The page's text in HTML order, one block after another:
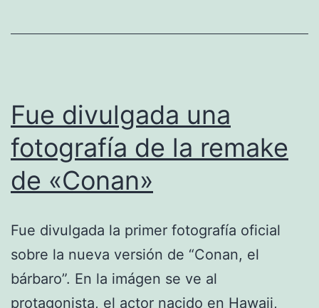
Fue divulgada una
fotografía de la remake
de «Conan»
Fue divulgada la primer fotografía oficial
sobre la nueva versión de “Conan, el
bárbaro”. En la imágen se ve al
protagonista, el actor nacido en Hawaii,